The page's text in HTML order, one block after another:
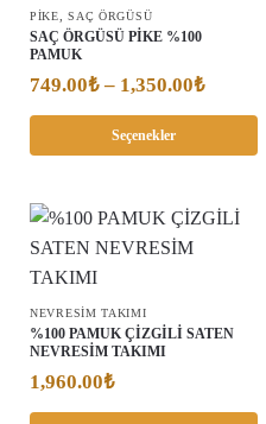
PIKE ,SAÇ ÖRGÜSÜ
SAÇ ÖRGÜSÜ PİKE %100
PAMUK
749.00₺ – 1,350.00₺
Seçenekler
NEVRESİM TAKIMI
%100 PAMUK ÇİZGİLİ SATEN
NEVRESİM TAKIMI
1,960.00₺